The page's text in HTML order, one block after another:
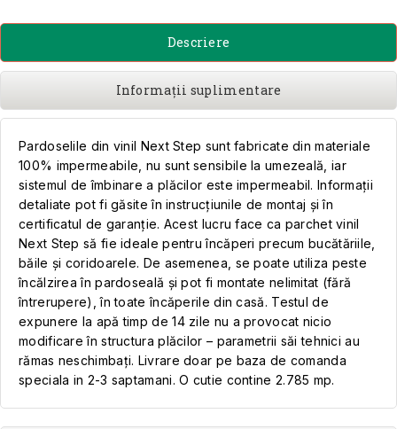
Descriere
Informații suplimentare
Pardoselile din vinil Next Step sunt fabricate din materiale
100% impermeabile, nu sunt sensibile la umezeală, iar
sistemul de îmbinare a plăcilor este impermeabil. Informații
detaliate pot fi găsite în instrucțiunile de montaj și în
certificatul de garanție. Acest lucru face ca parchet vinil
Next Step să fie ideale pentru încăperi precum bucătăriile,
băile și coridoarele. De asemenea, se poate utiliza peste
încălzirea în pardoseală și pot fi montate nelimitat (fără
întrerupere), în toate încăperile din casă. Testul de
expunere la apă timp de 14 zile nu a provocat nicio
modificare în structura plăcilor – parametrii săi tehnici au
rămas neschimbați. Livrare doar pe baza de comanda
speciala in 2-3 saptamani. O cutie contine 2.785 mp.